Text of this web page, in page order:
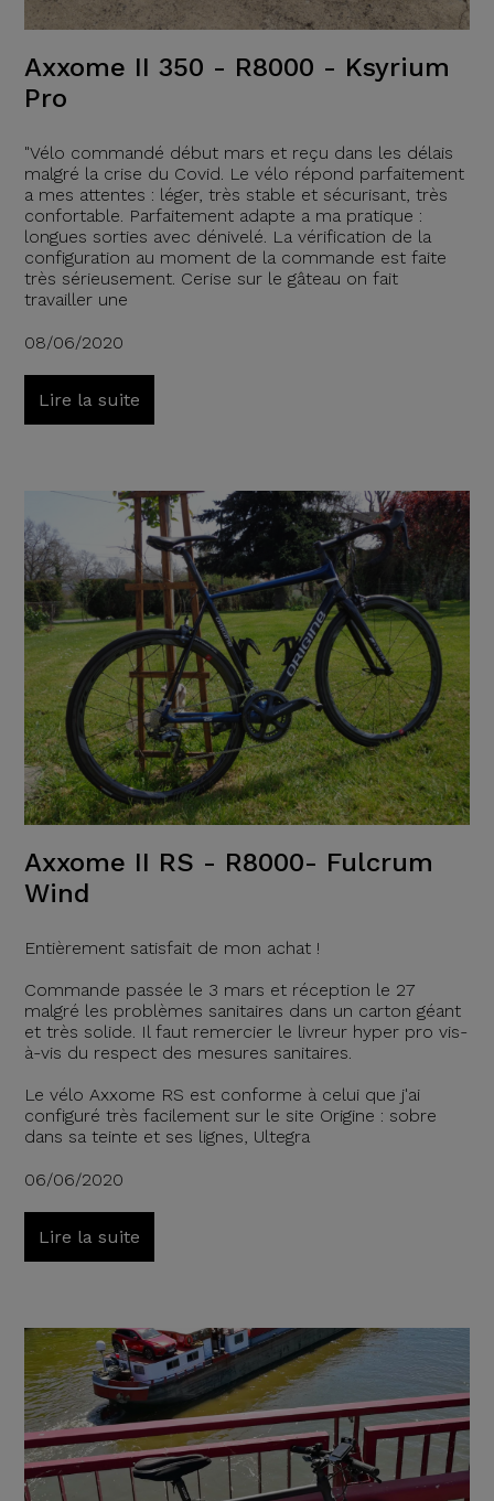
Axxome II 350 - R8000 - Ksyrium
Pro
"Vélo commandé début mars et reçu dans les délais
malgré la crise du Covid. Le vélo répond parfaitement
a mes attentes : léger, très stable et sécurisant, très
confortable. Parfaitement adapte a ma pratique :
longues sorties avec dénivelé. La vérification de la
configuration au moment de la commande est faite
très sérieusement. Cerise sur le gâteau on fait
travailler une
08/06/2020
Lire la suite
Axxome II RS - R8000- Fulcrum
Wind
Entièrement satisfait de mon achat !
Commande passée le 3 mars et réception le 27
malgré les problèmes sanitaires dans un carton géant
et très solide. Il faut remercier le livreur hyper pro vis-
à-vis du respect des mesures sanitaires.
Le vélo Axxome RS est conforme à celui que j'ai
configuré très facilement sur le site Origine : sobre
dans sa teinte et ses lignes, Ultegra
06/06/2020
Lire la suite